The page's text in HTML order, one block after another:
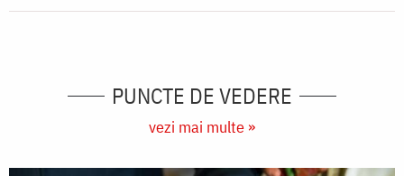
PUNCTE DE VEDERE
vezi mai multe »